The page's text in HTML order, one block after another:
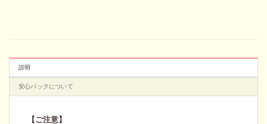
説明
安心パックについて
【ご注意】